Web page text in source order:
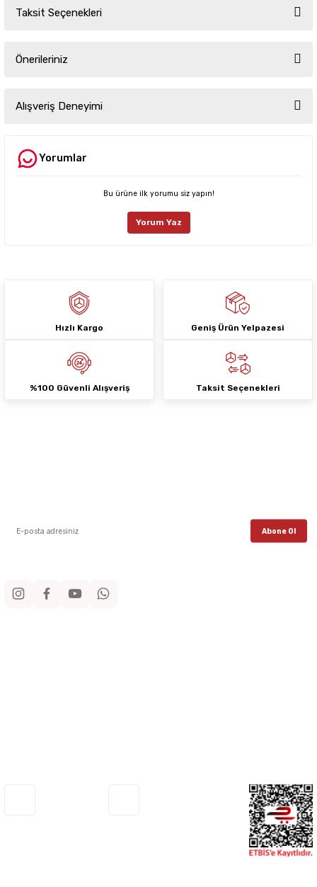
Ürün hakkında henüz soru sorulmamış.
Taksit Seçenekleri
Önerileriniz
yetersiz gördüğünüz noktaları öneri formunu kullanarak tarafımıza
iletebilirsiniz.
Ürün resmi kalitesiz, bozuk veya görüntülenemiyor.
Ürün fiyatı diğer sitelerden daha pahalı.
Alışveriş Deneyimi
Deneyimini Paylaş
Yorumlar
Bu ürüne ilk yorumu siz yapın!
Yorum Yaz
Hızlı Kargo Geniş Ürün Yelpazesi
%100 Güvenli Alışveriş Taksit Seçenekleri
Abone Ol